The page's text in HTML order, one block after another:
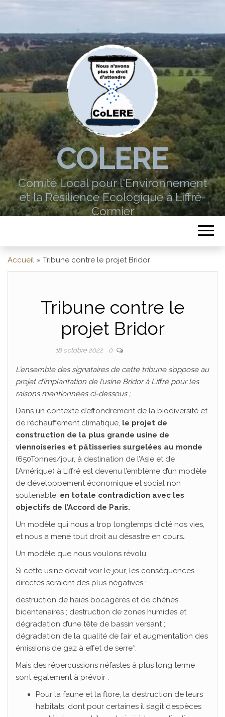
COLERE
Comité Local pour l'Environnement
et la Résilience Ecologique à Liffré-
Cormier
Accueil » Tribune contre le projet Bridor
Tribune contre le
projet Bridor
18 octobre 2022 0
L’ensemble des signataires de cette tribune s’oppose au
projet d’implantation de l’usine Bridor à Liffré pour les
raisons mentionnées ci-dessous ;
Dans un contexte d’effondrement de la biodiversité et
de réchauffement climatique, le projet de
construction de la plus grande usine de
viennoiseries et pâtisseries surgelées au monde
(650Tonnes/jour, à destination de l’Asie et de
l’Amérique) à Liffré est devenu l’emblème d’un modèle
de développement économique et social non
soutenable, en totale contradiction avec les
objectifs de l’Accord de Paris.
Un modèle qui nous a trop longtemps dicté nos vies,
et nous a mené tout droit au désastre en cours.
Un modèle que nous voulons révolu.
Si cette usine devait voir le jour, les conséquences
directes seraient des plus négatives :
destruction de haies bocagères et de chênes
bicentenaires ; destruction de zones humides et
dégradation d’une tête de bassin versant ;
dégradation de la qualité de l’air et augmentation des
émissions de gaz à effet de serre*.
Mais des répercussions néfastes à plus long terme
sont également à prévoir :
Pour la faune et la flore, la destruction de leurs
habitats, dont pour certaines il s’agit d’espèces